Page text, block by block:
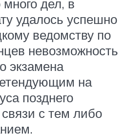
дел, в
удалось успешно
ведомству по
невозможность
экзамена
на
позднего
с тем либо